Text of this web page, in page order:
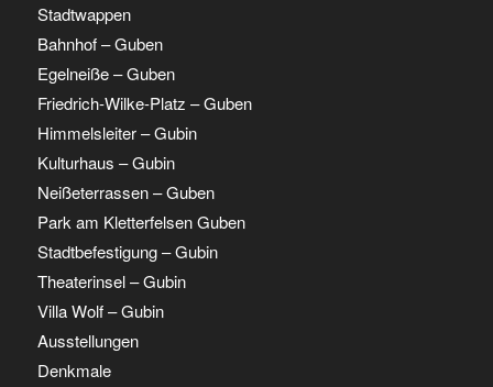
Stadtwappen
Bahnhof – Guben
Egelneiße – Guben
Friedrich-Wilke-Platz – Guben
Himmelsleiter – Gubin
Kulturhaus – Gubin
Neißeterrassen – Guben
Park am Kletterfelsen Guben
Stadtbefestigung – Gubin
Theaterinsel – Gubin
Villa Wolf – Gubin
Ausstellungen
Denkmale